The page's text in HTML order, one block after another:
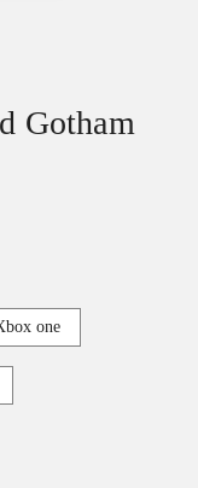
Gotham
one